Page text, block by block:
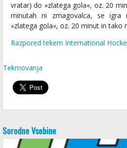
vratar) do »zlatega gola«, oz. 20
minutah ni zmagovalca, se igra
»zlatega gola«, oz. 20 minut in tako
Razpored tekem International
Tekmovanja
Sorodne Vsebine